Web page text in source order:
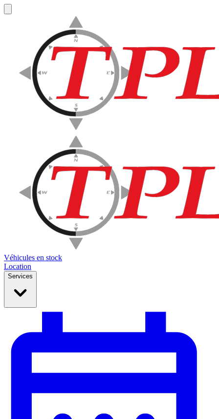
Véhicules en stock
Location
Services